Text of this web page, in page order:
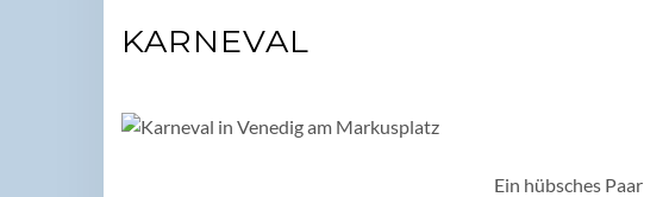
KARNEVAL
Ein hübsches Paar